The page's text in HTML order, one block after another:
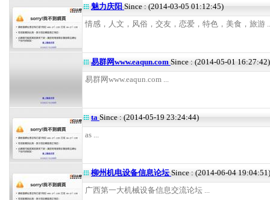
魅力庆阳 Since : (2014-03-05 01:12:45)
情感，人文，风俗，交友，恋爱，特色，美食，旅游
易群网www.eaqun.com Since : (2014-05-01 16:27:42)
易群网www.eaqun.com ...
ta Since : (2014-05-19 23:24:44)
as ...
柳州机电设备信息论坛Since : (2014-06-04 19:04:51)
广西第一大机械设备信息交流论坛 ...